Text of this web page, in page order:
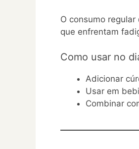
O consumo
que enfrentam
Como usar no
Adicionar
Usar em
Combinar